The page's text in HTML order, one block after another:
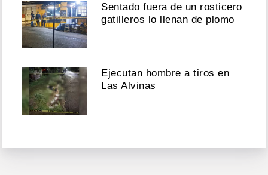
Sentado fuera de un rosticero
gatilleros lo llenan de plomo
Ejecutan hombre a tiros en
Las Alvinas